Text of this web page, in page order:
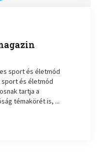
sport és életmód
sport és életmód
tartja a
témakörét is, ...